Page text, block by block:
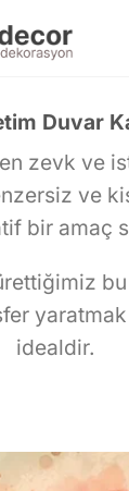
Duvar
zevk ve
ve
bir amaç
bu
idealdir.